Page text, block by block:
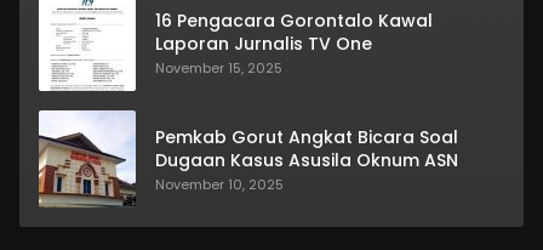
16 Pengacara Gorontalo Kawal
Laporan Jurnalis TV One
November 15, 2025
Pemkab Gorut Angkat Bicara Soal
Dugaan Kasus Asusila Oknum ASN
November 10, 2025